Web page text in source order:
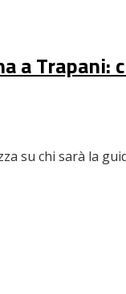
a Trapani:
su chi sarà la